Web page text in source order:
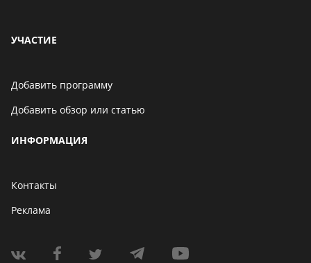
УЧАСТИЕ
Добавить программу
Добавить обзор или статью
ИНФОРМАЦИЯ
Контакты
Реклама